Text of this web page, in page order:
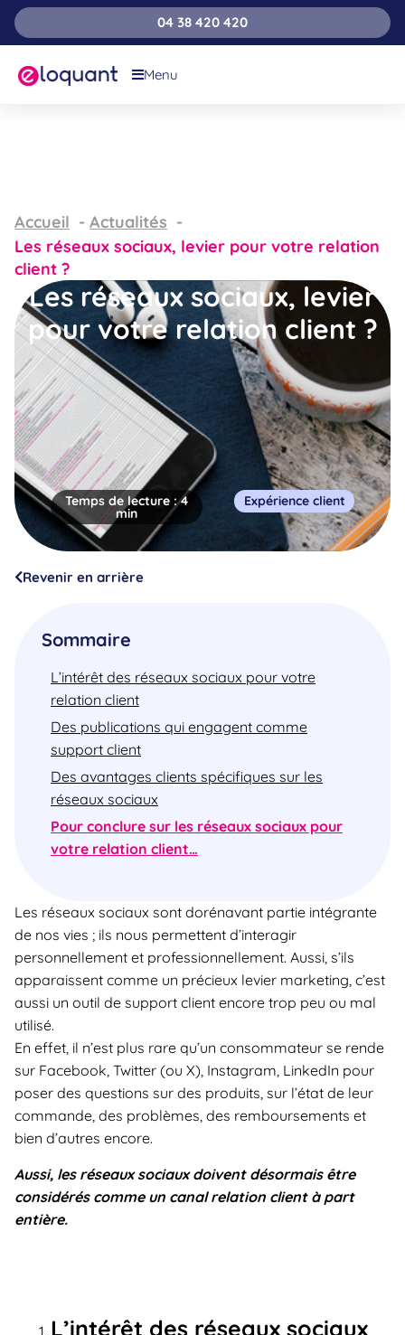
04 38 420 420
Menu
Accueil
Actualités
Les réseaux sociaux, levier pour votre relation
client ?
Les réseaux sociaux, levier
pour votre relation client ?
Temps de lecture :4
min
Expérience client
Revenir en arrière
Sommaire
L’intérêt des réseaux sociaux pour votre
relation client
Des publications qui engagent comme
support client
Des avantages clients spécifiques sur les
réseaux sociaux
Pour conclure sur les réseaux sociaux pour
votre relation client…
Les réseaux sociaux sont dorénavant partie intégrante
de nos vies ; ils nous permettent d’interagir
personnellement et professionnellement. Aussi, s’ils
apparaissent comme un précieux levier marketing, c’est
aussi un outil de support client encore trop peu ou mal
utilisé.
En effet, il n’est plus rare qu’un consommateur se rende
sur Facebook, Twitter (ou X), Instagram, LinkedIn pour
poser des questions sur des produits, sur l’état de leur
commande, des problèmes, des remboursements et
bien d’autres encore.
Aussi, les réseaux sociaux doivent désormais être
considérés comme un canal relation client à part
entière.
L’intérêt des réseaux sociaux